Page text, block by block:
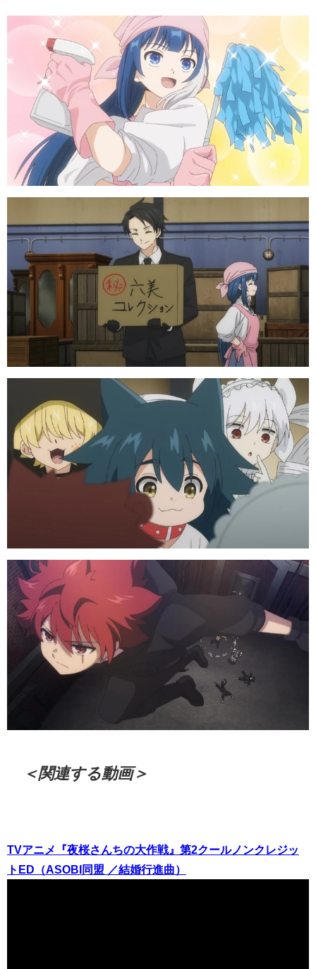
＜関連する動画＞
TVアニメ『夜桜さんちの大作戦』第2クールノンクレジッ
トED（ASOBI同盟 ／結婚行進曲）